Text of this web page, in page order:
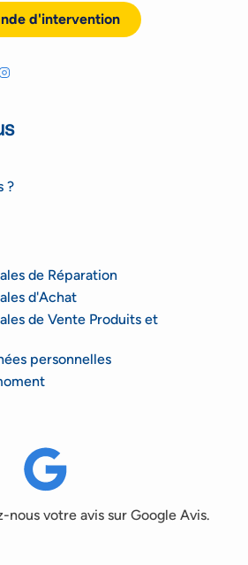
d'intervention
?
de Réparation
d'Achat
de Vente Produits et
personnelles
nous votre avis sur Google Avis.